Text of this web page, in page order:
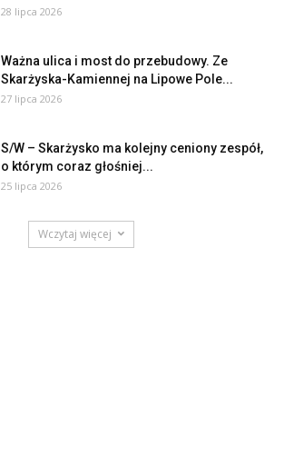
28 lipca 2026
Ważna ulica i most do przebudowy. Ze
Skarżyska-Kamiennej na Lipowe Pole...
27 lipca 2026
S/W – Skarżysko ma kolejny ceniony zespół,
o którym coraz głośniej...
25 lipca 2026
Wczytaj więcej